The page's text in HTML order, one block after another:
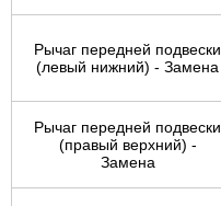
Рычаг передней подвески
(левый нижний) - Замена
Рычаг передней подвески
(правый верхний) -
Замена